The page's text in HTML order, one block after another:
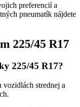
preferencií a
pneumatík nájdete
225/45 R17
225/45 R17?
vozidlách strednej a